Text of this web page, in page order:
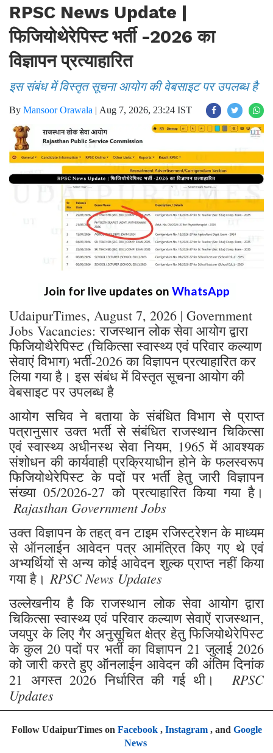
RPSC News Update |
फिजियोथेरेपिस्ट भर्ती -2026 का
विज्ञापन प्रत्याहारित
इस संबंध में विस्तृत सूचना आयोग की वेबसाइट पर उपलब्ध है
By Mansoor Orawala | Aug 7, 2026, 23:24 IST
Join for live updates on WhatsApp
UdaipurTimes, August 7, 2026 | Government
Jobs Vacancies: राजस्थान लोक सेवा आयोग द्वारा
फिजियोथैरेपिस्ट (चिकित्सा स्वास्थ्य एवं परिवार कल्याण
सेवाएं विभाग) भर्ती-2026 का विज्ञापन प्रत्याहारित कर
लिया गया है। इस संबंध में विस्तृत सूचना आयोग की
वेबसाइट पर उपलब्ध है
आयोग सचिव ने बताया के संबंधित विभाग से प्राप्त
पत्रानुसार उक्त भर्ती से संबंधित राजस्थान चिकित्सा
एवं स्वास्थ्य अधीनस्थ सेवा नियम, 1965 में आवश्यक
संशोधन की कार्यवाही प्रक्रियाधीन होने के फलस्वरूप
फिजियोथेरेपिस्ट के पदों पर भर्ती हेतु जारी विज्ञापन
संख्या 05/2026-27 को प्रत्याहारित किया गया है।
Rajasthan Government Jobs
उक्त विज्ञापन के तहत् वन टाइम रजिस्ट्रेशन के माध्यम
से ऑनलाईन आवेदन पत्र आमंत्रित किए गए थे एवं
अभ्यर्थियों से अन्य कोई आवेदन शुल्क प्राप्त नहीं किया
गया है। RPSC News Updates
उल्लेखनीय है कि राजस्थान लोक सेवा आयोग द्वारा
चिकित्सा स्वास्थ्य एवं परिवार कल्याण सेवाऐं राजस्थान,
जयपुर के लिए गैर अनुसूचित क्षेत्र हेतु फिजियोथेरेपिस्ट
के कुल 20 पदों पर भर्ती का विज्ञापन 21 जुलाई 2026
को जारी करते हुए ऑनलाईन आवेदन की अंतिम दिनांक
21 अगस्त 2026 निर्धारित की गई थी। RPSC
Updates
Follow UdaipurTimes on Facebook, Instagram, and Google
News